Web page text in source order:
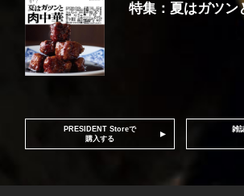
特集：夏はガツン
PRESIDENT Storeで
購入する
雑